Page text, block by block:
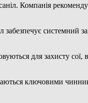
Компанія
забезпечує системний
для захисту сої,
ключовими